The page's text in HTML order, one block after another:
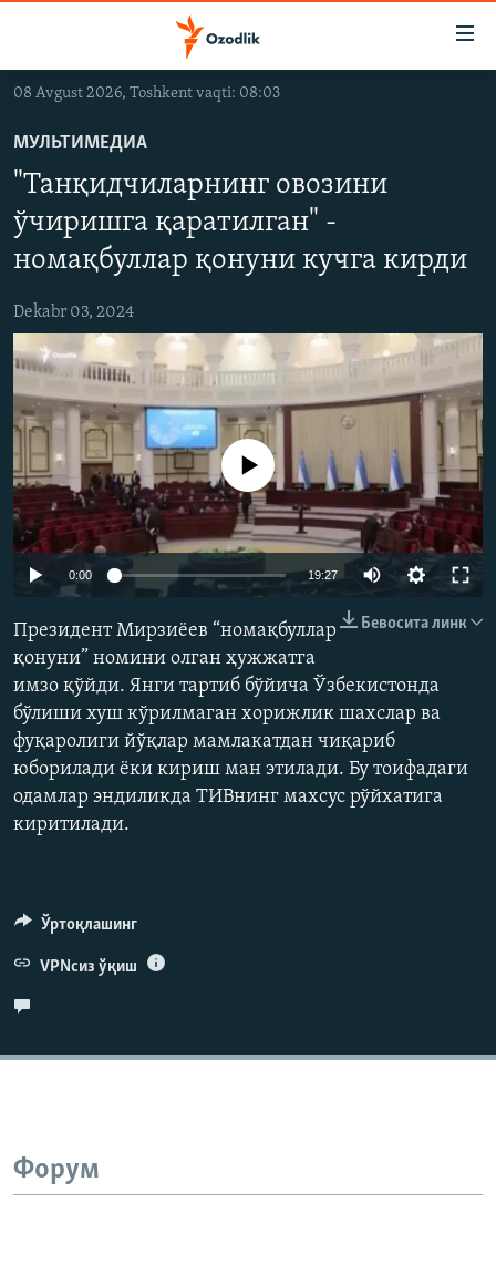
Асосий
ўтинг
Қидиришга
ўтинг
OZODVIDEO
OZODARXIV
На русском
ИЖТИМОИЙ ТАРМОҚЛАР
Озодлик бошқа тилларда
08 Avgust 2026, Toshkent vaqti: 08:03
МУЛЬТИМЕДИА
"Танқидчиларнинг овозини
ўчиришга қаратилган" -
номақбуллар қонуни кучга кирди
Dekabr 03, 2024
Auto 240p
1080p
Айни дамда медиа-манба мавжуд эмас
0:00 19:27
480p
720p
1080p
Бевосита линк
Президент Мирзиёев “номақбуллар
қонуни” номини олган ҳужжатга
имзо қўйди. Янги тартиб бўйича Ўзбекистонда
бўлиши хуш кўрилмаган хорижлик шахслар ва
фуқаролиги йўқлар мамлакатдан чиқариб
юборилади ёки кириш ман этилади. Бу тоифадаги
одамлар эндиликда ТИВнинг махсус рўйхатига
киритилади.
Ўртоқлашинг
VPNсиз ўқиш
Форум